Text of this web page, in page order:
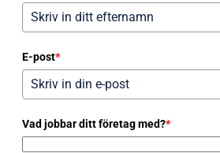
E-post*
Vad jobbar ditt företag med?*